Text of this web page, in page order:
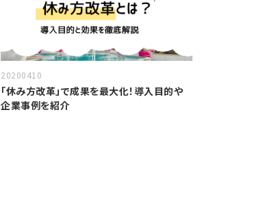
20200410
「休み方改革」で成果を最大化！導入目的や
企業事例を紹介